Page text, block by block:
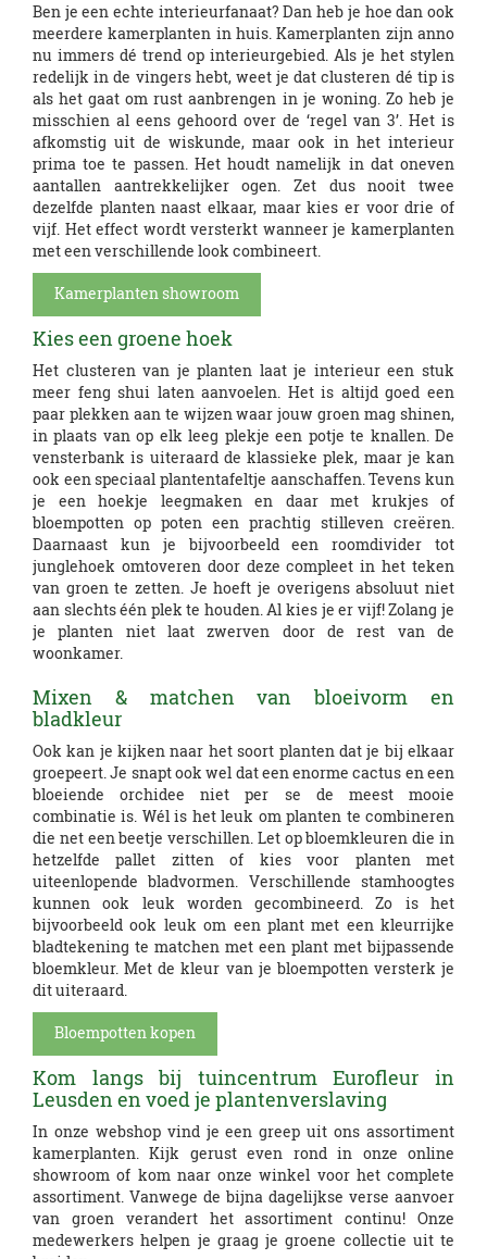
Ben je een echte interieurfanaat? Dan heb je hoe dan ook
meerdere kamerplanten in huis. Kamerplanten zijn anno
nu immers dé trend op interieurgebied. Als je het stylen
redelijk in de vingers hebt, weet je dat clusteren dé tip is
als het gaat om rust aanbrengen in je woning. Zo heb je
misschien al eens gehoord over de ‘regel van 3’. Het is
afkomstig uit de wiskunde, maar ook in het interieur
prima toe te passen. Het houdt namelijk in dat oneven
aantallen aantrekkelijker ogen. Zet dus nooit twee
dezelfde planten naast elkaar, maar kies er voor drie of
vijf. Het effect wordt versterkt wanneer je kamerplanten
met een verschillende look combineert.
Kamerplanten showroom
Kies een groene hoek
Het clusteren van je planten laat je interieur een stuk
meer feng shui laten aanvoelen. Het is altijd goed een
paar plekken aan te wijzen waar jouw groen mag shinen,
in plaats van op elk leeg plekje een potje te knallen. De
vensterbank is uiteraard de klassieke plek, maar je kan
ook een speciaal plantentafeltje aanschaffen. Tevens kun
je een hoekje leegmaken en daar met krukjes of
bloempotten op poten een prachtig stilleven creëren.
Daarnaast kun je bijvoorbeeld een roomdivider tot
junglehoek omtoveren door deze compleet in het teken
van groen te zetten. Je hoeft je overigens absoluut niet
aan slechts één plek te houden. Al kies je er vijf! Zolang je
je planten niet laat zwerven door de rest van de
woonkamer.
Mixen & matchen van bloeivorm en
bladkleur
Ook kan je kijken naar het soort planten dat je bij elkaar
groepeert. Je snapt ook wel dat een enorme cactus en een
bloeiende orchidee niet per se de meest mooie
combinatie is. Wél is het leuk om planten te combineren
die net een beetje verschillen. Let op bloemkleuren die in
hetzelfde pallet zitten of kies voor planten met
uiteenlopende bladvormen. Verschillende stamhoogtes
kunnen ook leuk worden gecombineerd. Zo is het
bijvoorbeeld ook leuk om een plant met een kleurrijke
bladtekening te matchen met een plant met bijpassende
bloemkleur. Met de kleur van je bloempotten versterk je
dit uiteraard.
Bloempotten kopen
Kom langs bij tuincentrum Eurofleur in
Leusden en voed je plantenverslaving
In onze webshop vind je een greep uit ons assortiment
kamerplanten. Kijk gerust even rond in onze online
showroom of kom naar onze winkel voor het complete
assortiment. Vanwege de bijna dagelijkse verse aanvoer
van groen verandert het assortiment continu! Onze
medewerkers helpen je graag je groene collectie uit te
B
l
o
e
n
d
e
k
r
o
e
n
e
k
L
u
c
i
r
e
n
d
e
k